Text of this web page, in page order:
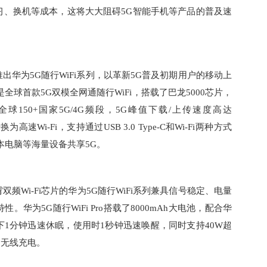
换机等成本，这将大大阻碍5G智能手机等产品的普及速
华为5G随行WiFi系列，以革新5G普及初期用户的移动上
球首款5G双模全网通随行WiFi，搭载了巴龙5000芯片，
球150+国家5G/4G频段，5G峰值下载/上传速度高达
为高速Wi-Fi，支持通过USB 3.0 Type-C和Wi-Fi两种方式
脑等海量设备共享5G。
频Wi-Fi芯片的华为5G随行WiFi系列兼具信号稳定、电量
。华为5G随行WiFi Pro搭载了8000mAh大电池，配合华
分钟迅速休眠，使用时1秒钟迅速唤醒，同时支持40W超
线充电。